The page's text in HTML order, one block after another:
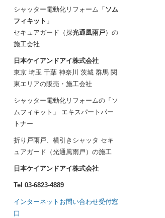
シャッター電動化リフォーム「 ソム
フィキット 」
セキュアガード（採光通風雨戸）の
施工会社
日本ケイアンドアイ株式会社
東京 埼玉 千葉 神奈川 茨城 群馬 関
東エリアの販売・施工会社
シャッター電動化リフォームの「ソ
ムフィキット」 エキスパートパー
トナー
折り戸雨戸、横引きシャッタ セキ
ュアガード（光通風雨戸）の施工
日本ケイアンドアイ株式会社
Tel 03-6823-4889
インターネットお問い合わせ受付窓
口